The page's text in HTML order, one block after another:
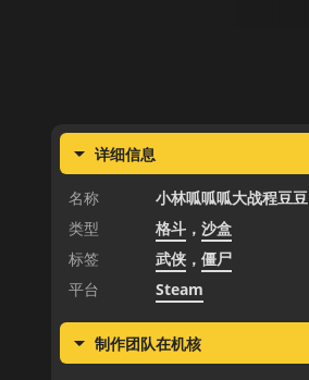
详细信息
名称
小林呱呱呱大战程豆豆
类型
格斗 ，沙盒
标签
武侠 ，僵尸
平台
Steam
制作团队在机核